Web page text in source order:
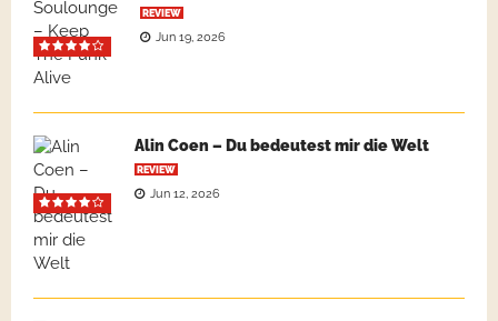
REVIEW
Jun 19, 2026
Alin Coen – Du bedeutest mir die Welt
REVIEW
Jun 12, 2026